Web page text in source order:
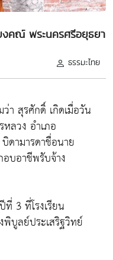
คณ์ พระนครศรีอยุธยา
ธรรมะไทย
า สุรศักดิ์ เกิดเมื่อวัน
ลวง อำเภอ
ดามารดาชื่อนาย
บอาชีพรับจ้าง
3 ที่โรงเรียน
พิบูลย์ประเสริฐวิทย์